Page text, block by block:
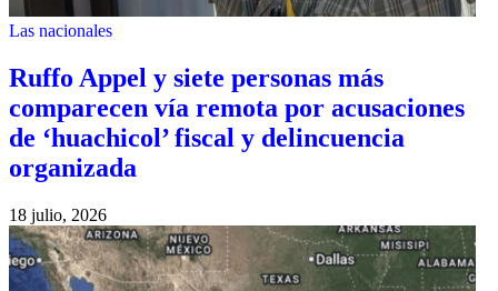
Las nacionales
Ruffo Appel y siete personas más
comparecen vía remota por acusaciones
de ‘huachicol’ fiscal y delincuencia
organizada
18 julio, 2026